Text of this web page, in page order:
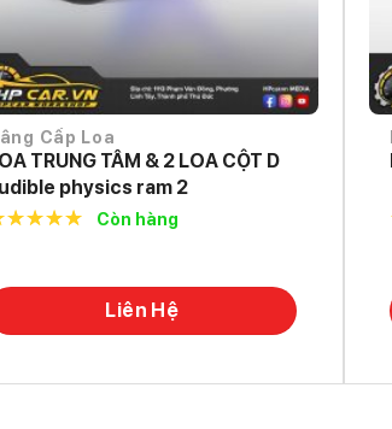
Cấp Loa
TRUNG TÂM & 2 LOA CỘT D
physics ram 2
Còn hàng
Liên Hệ